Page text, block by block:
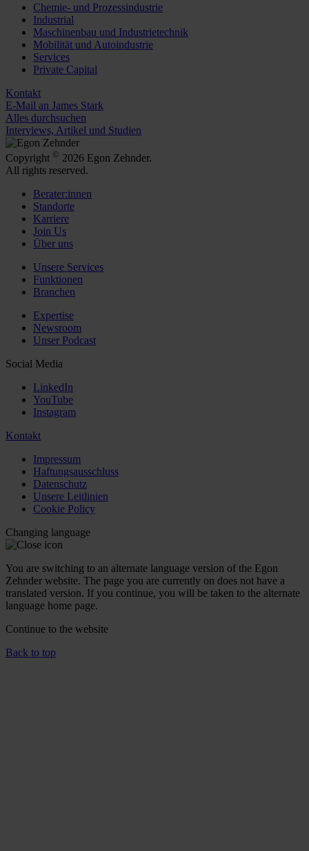
Chemie- und Prozessindustrie
Industrial
Maschinenbau und Industrietechnik
Mobilität und Autoindustrie
Services
Private Capital
Kontakt
E-Mail an James Stark
Alles durchsuchen
Interviews, Artikel und Studien
Copyright © 2026 Egon Zehnder.
All rights reserved.
Berater:innen
Standorte
Karriere
Join Us
Über uns
Unsere Services
Funktionen
Branchen
Expertise
Newsroom
Unser Podcast
Social Media
LinkedIn
YouTube
Instagram
Kontakt
Impressum
Haftungsausschluss
Datenschutz
Unsere Leitlinien
Cookie Policy
Changing language
You are switching to an alternate language version of the Egon
Zehnder website. The page you are currently on does not have a
translated version. If you continue, you will be taken to the alternate
language home page.
Continue to the website
Back to top